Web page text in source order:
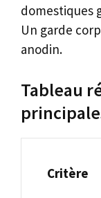
domestiques
Un garde
anodin.
Tableau
Critère